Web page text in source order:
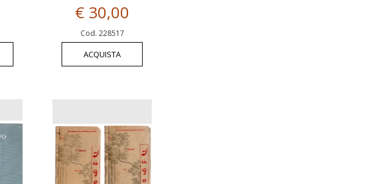
€ 30,00
Cod. 228517
ACQUISTA